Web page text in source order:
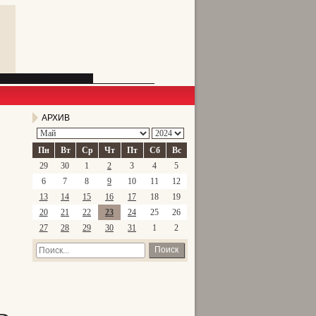
АРХИВ
Пн Вт Ср Чт Пт Сб
Вс
29
30 1 2 3 4
5
6
7 8 9 10 11
12
13
14 15 16 17 18
19
20
21 22 23 24 25
26
27
28 29 30 31 1 2
Поиск